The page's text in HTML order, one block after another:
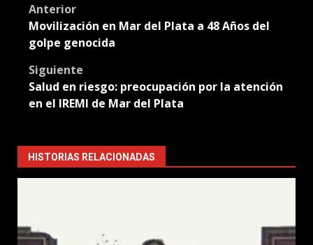
Post
navigation
Anterior
Movilización en Mar del Plata a 48 Años del
golpe genocida
Siguiente
Salud en riesgo: preocupación por la atención
en el IREMI de Mar del Plata
HISTORIAS RELACIONADAS